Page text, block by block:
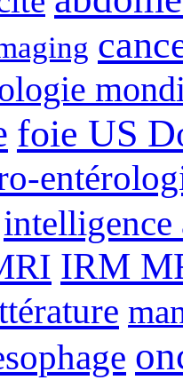
foie US
IRM